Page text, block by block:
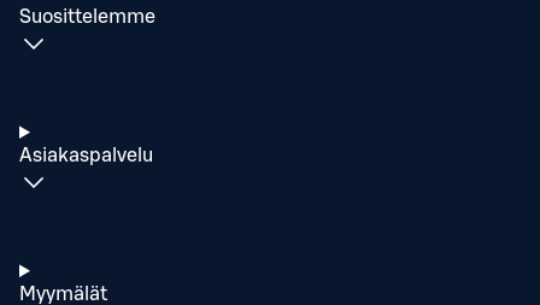
Suosittelemme
Asiakaspalvelu
Myymälät